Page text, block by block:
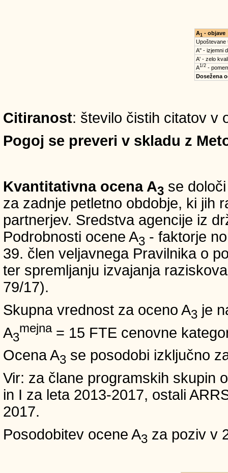
A1 - objave
Upoštevane
A'' - izjemni
A' - zelo
A1/2-
Dosežena
Citiranost: število čistih citatov v
Pogoj se preveri v skladu z
Kvantitativna ocena A3 se
za zadnje petletno obdobje, ki jih
partnerjev. Sredstva agencije iz
Podrobnosti ocene A3 - faktorje
39. člen veljavnega Pravilnika o
ter spremljanju izvajanja
79/17).
Skupna vrednost za oceno A3 je
A3
mejna= 15 FTE cenovne
Ocena A3 se posodobi izključno
Vir: za člane programskih skupin
in I za leta 2013-2017, ostali
2017.
Posodobitev ocene A3 za poziv v